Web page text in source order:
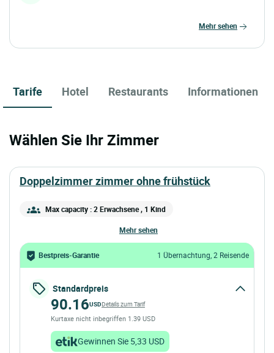
mehr sehen
Tarife Hotel Restaurants Informationen
Wählen Sie Ihr Zimmer
doppelzimmer zimmer ohne frühstück
Max capacity : 2 Erwachsene, 1 Kind
mehr sehen
Bestpreis-Garantie 1 Übernachtung, 2 Reisende
Standardpreis
90.16USDDetails zum Tarif
Kurtaxe nicht inbegriffen 1.39 USD
Gewinnen Sie 5,33 USD